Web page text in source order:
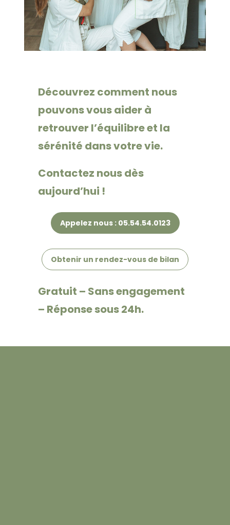
Découvrez comment nous
pouvons vous aider à
retrouver l’équilibre et la
sérénité dans votre vie.
Contactez nous dès
aujourd’hui !
Appelez nous : 05.54.54.0123
Obtenir un rendez-vous de bilan
Gratuit – Sans engagement
– Réponse sous 24h.